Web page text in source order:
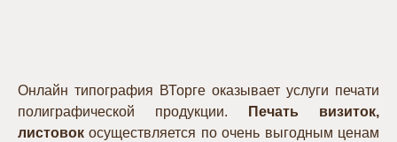
Онлайн типография ВТорге оказывает услуги печати
полиграфической продукции.
Печать визиток,
листовок осуществляется по очень выгодным ценам